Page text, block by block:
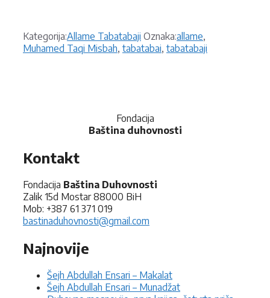
Kategorija:Kategorije
Allame Tabatabaji Oznaka:Oznake
allame,
Muhamed Taqi Misbah, tabatabai, tabatabaji
Fondacija
Baština duhovnosti
Kontakt
Fondacija Baština Duhovnosti
Zalik 15d Mostar 88000 BiH
Mob: +387 61 371 019
bastinaduhovnosti@gmail.com
Najnovije
Šejh Abdullah Ensari – Makalat
Šejh Abdullah Ensari – Munadžat